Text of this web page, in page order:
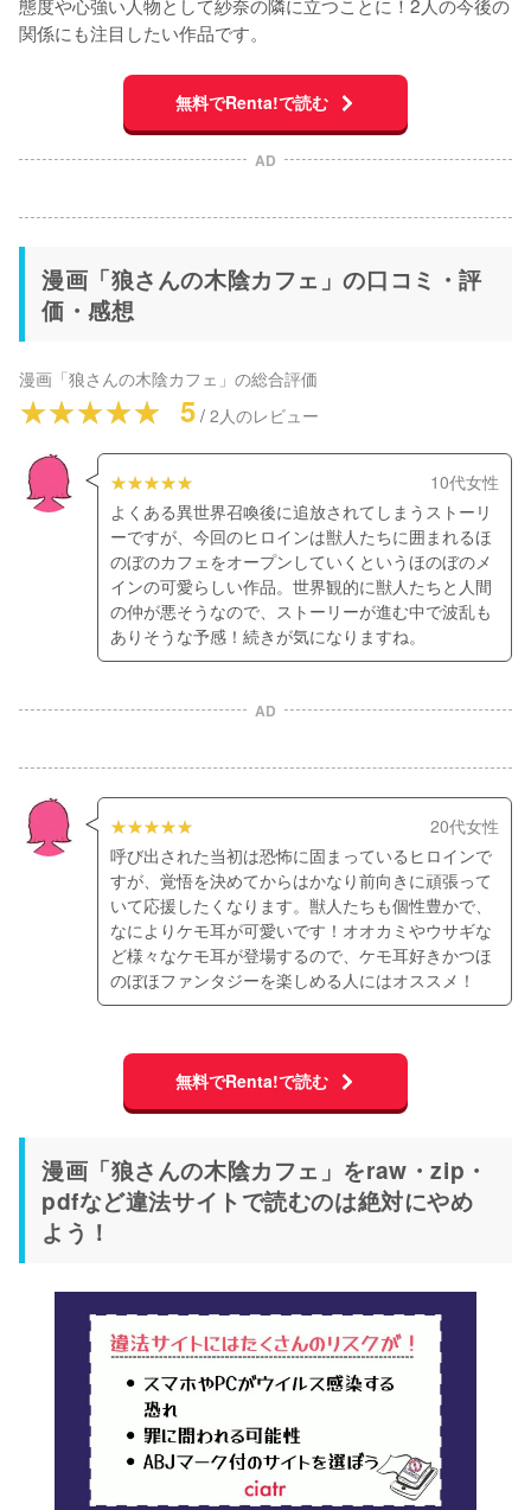
関係にも注目したい作品です。
無料でRenta!で読む
AD
漫画「狼さんの木陰カフェ」の口コミ・評
価・感想
漫画「狼さんの木陰カフェ」 の総合評価
5 / 2 人のレビュー
10代女性
よくある異世界召喚後に追放されてしまうストーリ
ーですが、今回のヒロインは獣人たちに囲まれるほ
のぼのカフェをオープンしていくというほのぼのメ
インの可愛らしい作品。世界観的に獣人たちと人間
の仲が悪そうなので、ストーリーが進む中で波乱も
ありそうな予感！続きが気になりますね。
AD
20代女性
呼び出された当初は恐怖に固まっているヒロインで
すが、覚悟を決めてからはかなり前向きに頑張って
いて応援したくなります。獣人たちも個性豊かで、
なによりケモ耳が可愛いです！オオカミやウサギな
ど様々なケモ耳が登場するので、ケモ耳好きかつほ
のぼほファンタジーを楽しめる人にはオススメ！
無料でRenta!で読む
漫画「狼さんの木陰カフェ」をraw・zip・
pdfなど違法サイトで読むのは絶対にやめ
よう！